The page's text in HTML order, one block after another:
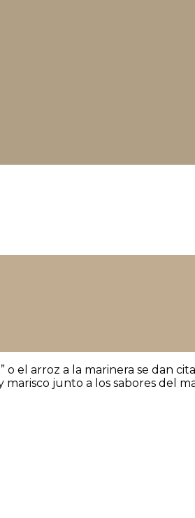
o el arroz a la marinera se dan
junto a los sabores del